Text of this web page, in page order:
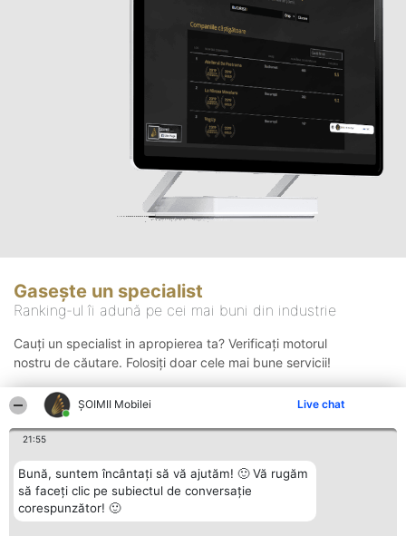
ȘOIMII Mobilei Live chat
21:55
Bună, suntem încântați să vă ajutăm! 🙂 Vă rugăm
să faceți clic pe subiectul de conversație
corespunzător! 🙂
Gasește un specialist
Ranking-ul îi adună pe cei mai buni din industrie
Cauți un specialist in apropierea ta? Verificați motorul
nostru de căutare. Folosiți doar cele mai bune servicii!